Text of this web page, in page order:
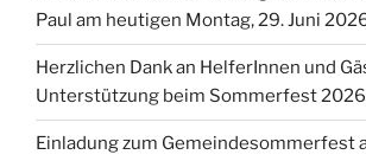
Paul am heutigen Montag, 29. Juni
Herzlichen Dank an HelferInnen und
Unterstützung beim Sommerfest
Einladung zum Gemeindesommerfest